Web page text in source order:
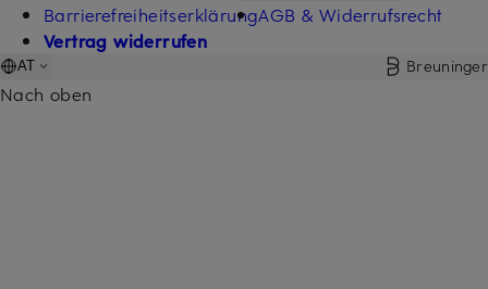
BarrierefreiheitserklärungAGB & Widerrufsrecht
Vertrag widerrufen
AT Breuninger
Nach oben